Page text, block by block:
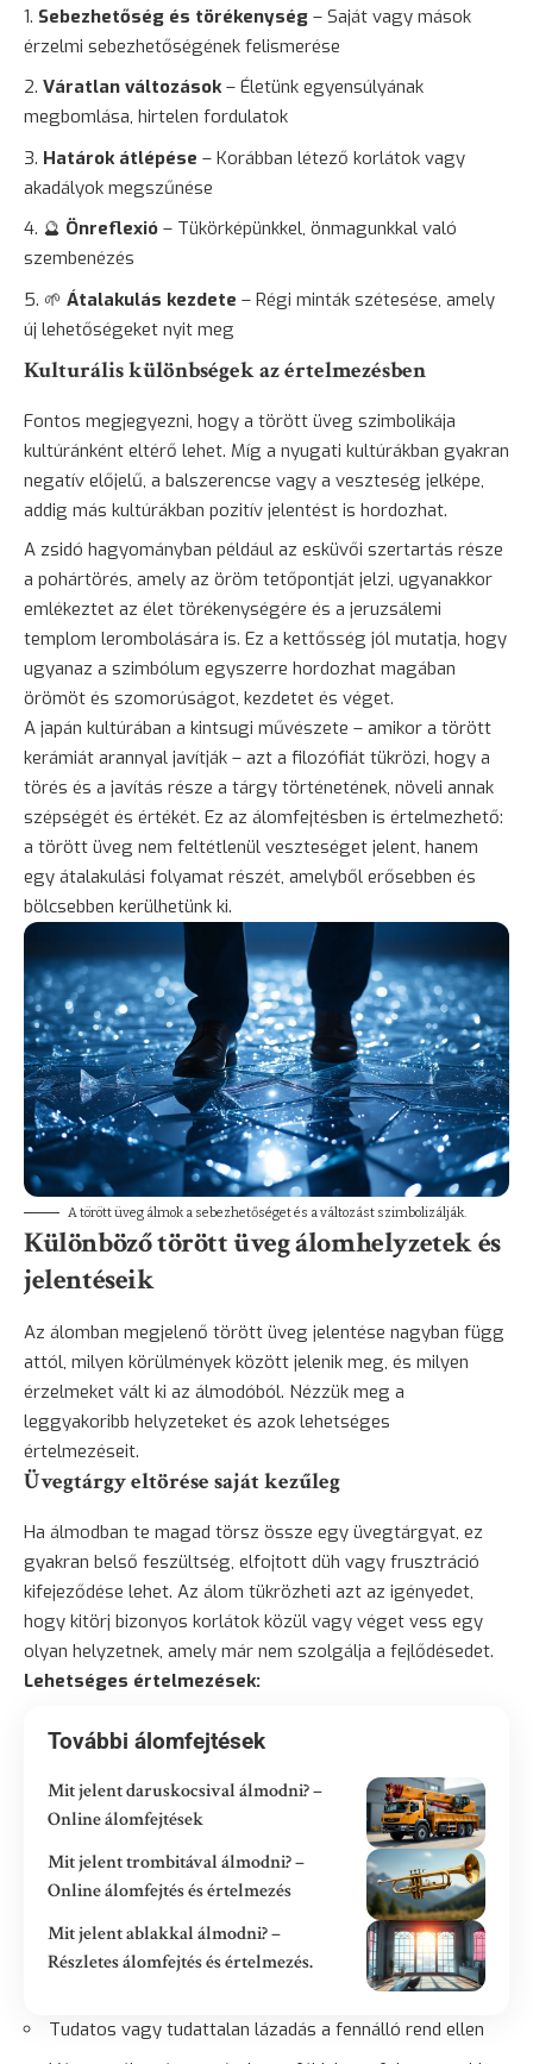
Sebezhetőség és törékenység – Saját vagy mások
érzelmi sebezhetőségének felismerése
Váratlan változások– Életünk egyensúlyának
megbomlása, hirtelen fordulatok
Határok átlépése – Korábban létező korlátok vagy
akadályok megszűnése
🔮 Önreflexió – Tükörképünkkel, önmagunkkal való
szembenézés
🌱 Átalakulás kezdete – Régi minták szétesése, amely
új lehetőségeket nyit meg
Kulturális különbségek az értelmezésben
Fontos megjegyezni, hogy a törött üveg szimbolikája
kultúránként eltérő lehet. Míg a nyugati kultúrákban gyakran
negatív előjelű, a balszerencse vagy a veszteség jelképe,
addig más kultúrákban pozitív jelentést is hordozhat.
A zsidó hagyományban például az esküvői szertartás része
a pohártörés, amely az öröm tetőpontját jelzi, ugyanakkor
emlékeztet az élet törékenységére és a jeruzsálemi
templom lerombolására is. Ez a kettősség jól mutatja, hogy
ugyanaz a szimbólum egyszerre hordozhat magában
örömöt és szomorúságot, kezdetet és véget.
A japán kultúrában a kintsugi művészete – amikor a törött
kerámiát arannyal javítják – azt a filozófiát tükrözi, hogy a
törés és a javítás része a tárgy történetének, növeli annak
szépségét és értékét. Ez az álomfejtésben is értelmezhető:
a törött üveg nem feltétlenül veszteséget jelent, hanem
egy átalakulási folyamat részét, amelyből erősebben és
bölcsebben kerülhetünk ki.
A törött üveg álmok a sebezhetőséget és a változást szimbolizálják.
Különböző törött üveg álomhelyzetek és
jelentéseik
Az álomban megjelenő törött üveg jelentése nagyban függ
attól, milyen körülmények között jelenik meg, és milyen
érzelmeket vált ki az álmodóból. Nézzük meg a
leggyakoribb helyzeteket és azok lehetséges
értelmezéseit.
Üvegtárgy eltörése saját kezűleg
Ha álmodban te magad törsz össze egy üvegtárgyat, ez
gyakran belső feszültség, elfojtott düh vagy frusztráció
kifejeződése lehet. Az álom tükrözheti azt az igényedet,
hogy kitörj bizonyos korlátok közül vagy véget vess egy
olyan helyzetnek, amely már nem szolgálja a fejlődésedet.
Lehetséges értelmezések:
További álomfejtések
Mit jelent daruskocsival álmodni? –
Online álomfejtések
Mit jelent trombitával álmodni? –
Online álomfejtés és értelmezés
Mit jelent ablakkal álmodni? –
Részletes álomfejtés és értelmezés.
Tudatos vagy tudattalan lázadás a fennálló rend ellen